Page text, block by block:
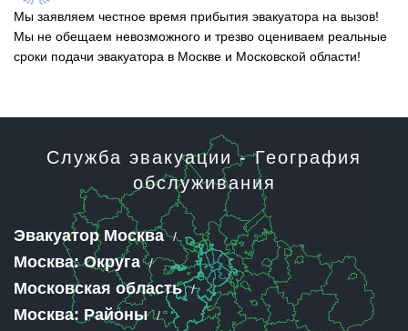
Мы заявляем честное время прибытия эвакуатора на вызов!
Мы не обещаем невозможного и трезво оцениваем реальные
сроки подачи эвакуатора в Москве и Московской области!
Служба эвакуации - География
обслуживания
Эвакуатор Москва
Москва: Округа
Московская область
Москва: Районы